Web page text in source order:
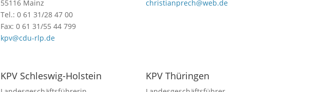
55116 Mainz
Tel.: 0 61 31/28 47 00
Fax: 0 61 31/55 44 799
kpv@cdu-rlp.de
christianprech@web.de
KPV Schleswig-Holstein KPV Thüringen